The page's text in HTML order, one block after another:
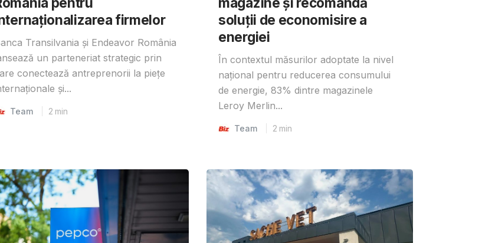
firmelor
Transilvania și Endeavor România
un parteneriat strategic prin
conectează antreprenorii la piețe
și...
Team 2 min
soluții de economisire a
energiei
În contextul măsurilor adoptate la nivel
național pentru reducerea consumului
de energie, 83% dintre magazinele
Leroy Merlin...
Team 2 min